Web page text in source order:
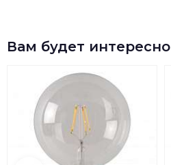
Вам будет интересно